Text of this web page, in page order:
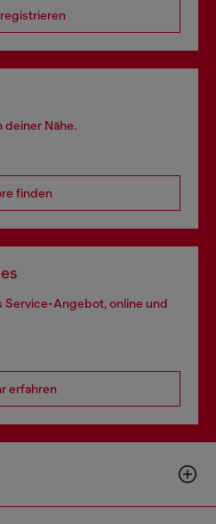
deiner Nähe.
finden
Service-Angebot, online und
erfahren